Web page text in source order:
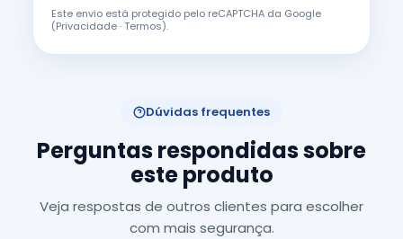
Este envio está protegido pelo reCAPTCHA da Google
(Privacidade·Termos).
Dúvidas frequentes
Perguntas respondidas sobre
este produto
Veja respostas de outros clientes para escolher
com mais segurança.